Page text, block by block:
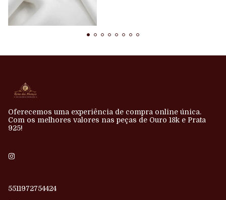
Oferecemos uma experiência de compra online única.
Com os melhores valores nas peças de Ouro 18k e Prata
925!
5511972754424